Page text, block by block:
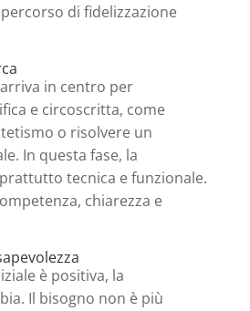
di fidelizzazione
in centro per
e circoscritta, come
o risolvere un
In questa fase, la
tecnica e funzionale.
chiarezza e
è positiva, la
Il bisogno non è più